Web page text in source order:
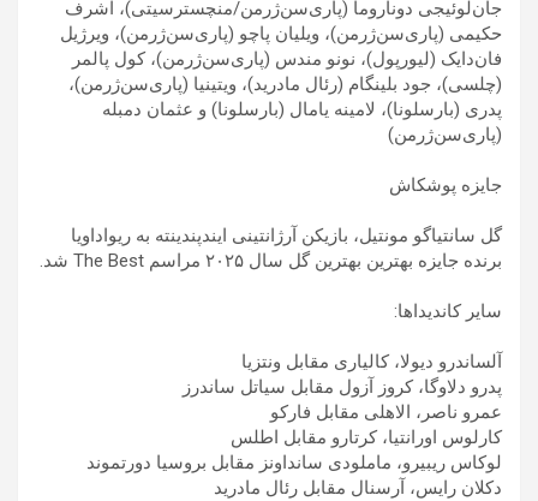
جان‌لوئیجی دوناروما (پاری‌سن‌ژرمن/منچسترسیتی)، اشرف
حکیمی (پاری‌سن‌ژرمن)، ویلیان پاچو (پاری‌سن‌ژرمن)، ویرژیل
فان‌دایک (لیورپول)، نونو مندس (پاری‌سن‌ژرمن)، کول پالمر
(چلسی)، جود بلینگام (رئال‌ مادرید)، ویتینیا (پاری‌سن‌ژرمن)،
پدری (بارسلونا)، لامینه یامال (بارسلونا) و عثمان دمبله
(پاری‌سن‌ژرمن)
جایزه پوشکاش
گل سانتیاگو مونتیل، بازیکن آرژانتینی ایندپندینته به ریواداویا
برنده جایزه بهترین بهترین گل سال ۲۰۲۵ مراسم The Best شد.
سایر کاندیداها:
آلساندرو دیولا، کالیاری مقابل ونتزیا
پدرو دلاوگا، کروز آزول مقابل سیاتل ساندرز
عمرو ناصر، الاهلی مقابل فارکو
کارلوس اورانتیا، کرتارو مقابل اطلس
لوکاس ریبیرو، ماملودی سانداونز مقابل بروسیا دورتموند
دکلان رایس، آرسنال مقابل رئال مادرید